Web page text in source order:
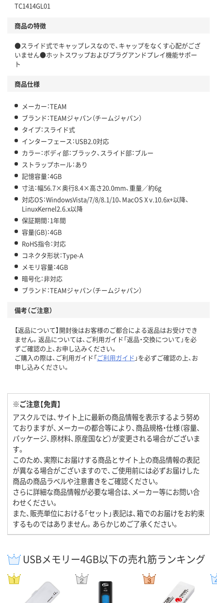
TC1414GL01
商品の特徴
●スライド式でキャップレスなので、キャップをなくす心配がござ
いません●ホットスワップおよびプラグアンドプレイ機能サポー
ト
商品仕様
メーカー：TEAM
ブランド：TEAMジャパン（チームジャパン）
タイプ：スライド式
インターフェース：USB2.0対応
カラー：ボディ部：ブラック、スライド部：ブルー
ストラップホール：あり
記憶容量：4GB
寸法：幅56.7×奥行8.4×高さ20.0mm、重量／約6g
対応OS：WindowsVista/7/8/8.1/10、MacOS X v.10.6x+以降、
LinuxKernel2.6.x以降
保証期間：1年間
容量(GB)：4GB
RoHS指令：対応
コネクタ形状：Type-A
メモリ容量：4GB
暗号化：非対応
ブランド：TEAMジャパン（チームジャパン）
備考（ご注意）
【返品について】開封後はお客様のご都合による返品はお受けでき
ません。返品については、ご利用ガイド「返品・交換について」を必
ずご確認の上、お申し込みください。
ご購入の際は、ご利用ガイド「ご利用ガイド 」を必ずご確認の上、お
申し込みください。
※ご注意【免責】
アスクルでは、サイト上に最新の商品情報を表示するよう努め
ておりますが、メーカーの都合等により、商品規格・仕様（容量、
パッケージ、原材料、原産国など）が変更される場合がございま
す。
このため、実際にお届けする商品とサイト上の商品情報の表記
が異なる場合がございますので、ご使用前には必ずお届けした
商品の商品ラベルや注意書きをご確認ください。
さらに詳細な商品情報が必要な場合は、メーカー等にお問い合
わせください。
また、販売単位における「セット」表記は、箱でのお届けをお約束
するものではありません。あらかじめご了承ください。
USBメモリー4GB以下の売れ筋ランキング